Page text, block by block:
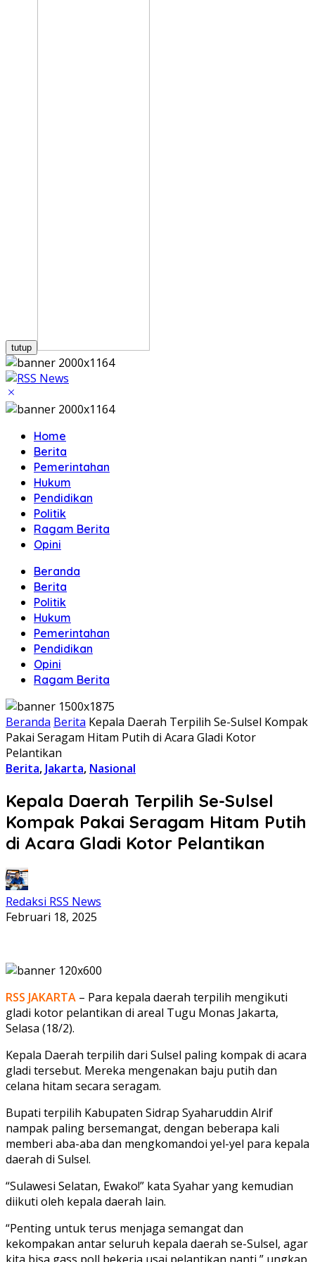
tutup
Home
Berita
Pemerintahan
Hukum
Pendidikan
Politik
Ragam Berita
Opini
Beranda
Berita
Politik
Hukum
Pemerintahan
Pendidikan
Opini
Ragam Berita
Beranda Berita Kepala Daerah Terpilih Se-Sulsel Kompak
Pakai Seragam Hitam Putih di Acara Gladi Kotor
Pelantikan
Berita, Jakarta, Nasional
Kepala Daerah Terpilih Se-Sulsel
Kompak Pakai Seragam Hitam Putih
di Acara Gladi Kotor Pelantikan
Redaksi RSS News
Februari 18, 2025
RSS JAKARTA – Para kepala daerah terpilih mengikuti
gladi kotor pelantikan di areal Tugu Monas Jakarta,
Selasa (18/2).
Kepala Daerah terpilih dari Sulsel paling kompak di acara
gladi tersebut. Mereka mengenakan baju putih dan
celana hitam secara seragam.
Bupati terpilih Kabupaten Sidrap Syaharuddin Alrif
nampak paling bersemangat, dengan beberapa kali
memberi aba-aba dan mengkomandoi yel-yel para kepala
daerah di Sulsel.
“Sulawesi Selatan, Ewako!” kata Syahar yang kemudian
diikuti oleh kepala daerah lain.
“Penting untuk terus menjaga semangat dan
kekompakan antar seluruh kepala daerah se-Sulsel, agar